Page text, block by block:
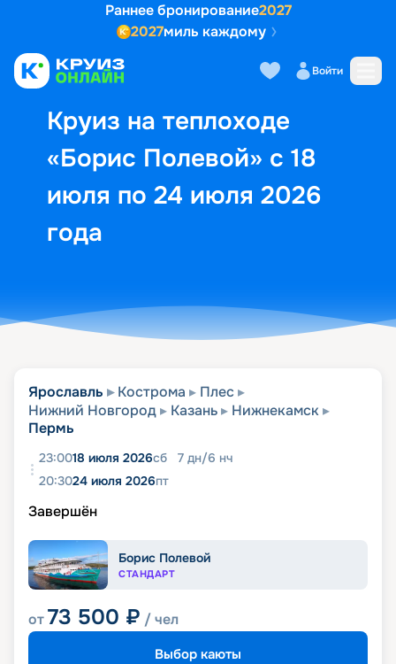
Раннее бронирование2027
2027миль каждому
Войти
Круиз на теплоходе
«Борис Полевой» с 18
июля по 24 июля 2026
года
Выбор кают Маршрут и
Ярославль Кострома
Плес
Нижний Новгород
Казань
Нижнекамск
Пермь
23:0018 июля 2026сб 7 дн/6 нч
20:3024 июля 2026пт
Завершён
Борис Полевой
СТАНДАРТ
от73 500 ₽ / чел
Выбор каюты